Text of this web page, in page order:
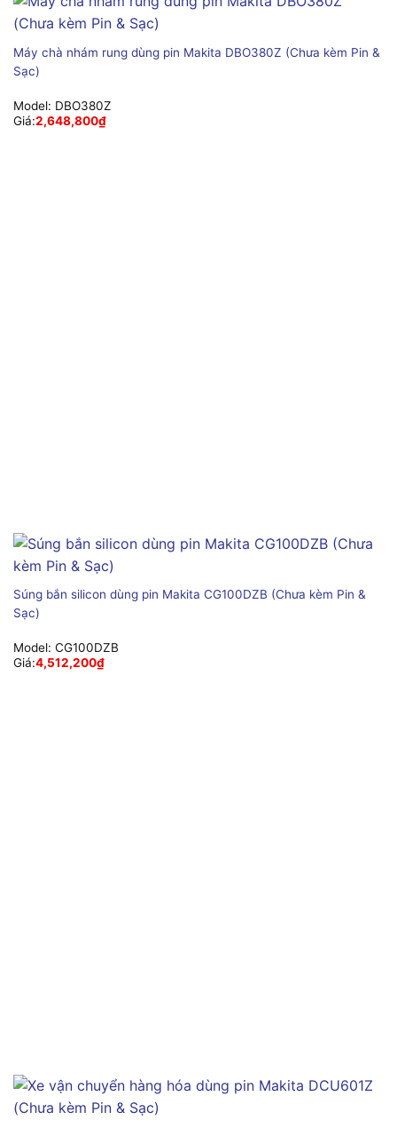
Máy chà nhám rung dùng pin Makita DBO380Z (Chưa kèm Pin &
Sạc)
Model: DBO380Z
Giá:2,648,800₫
Súng bắn silicon dùng pin Makita CG100DZB (Chưa kèm Pin &
Sạc)
Model: CG100DZB
Giá:4,512,200₫